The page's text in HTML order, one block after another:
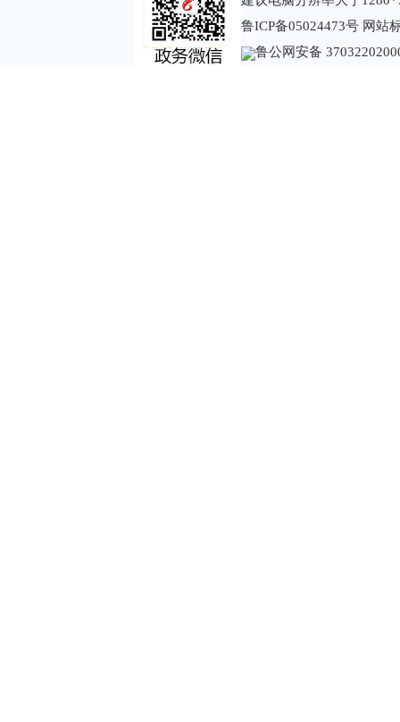
鲁ICP备05024473号 网站
鲁公网安备